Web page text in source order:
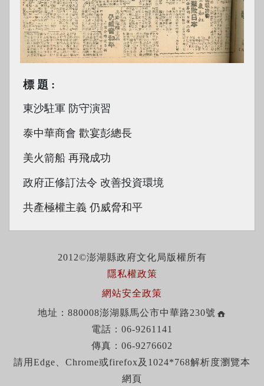
標題
東沙駐軍 防守演習
泰中華商會 歡宴彭總長
美火箭船 再飛成功
政府正修訂法令 改善投資環境
共產極權主義 仍威脅和平
2012©澎湖縣政府文化局版權所有
隱私權政策
網站安全政策
地址：880008澎湖縣馬公市中華路230號
電話：06-9261141
傳真：06-9276602
請用Edge、Chrome或firefox及1024*768解析度瀏覽本
網頁